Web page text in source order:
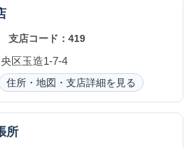
支店コード：419
区玉造1-7-4
住所・地図・支店詳細を見る
所